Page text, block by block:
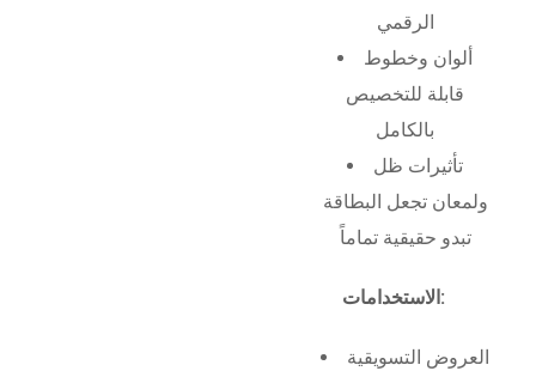
الرقمي
ألوان وخطوط
قابلة للتخصيص
بالكامل
تأثيرات ظل
ولمعان تجعل البطاقة
تبدو حقيقية تماماً
الاستخدامات:
العروض التسويقية